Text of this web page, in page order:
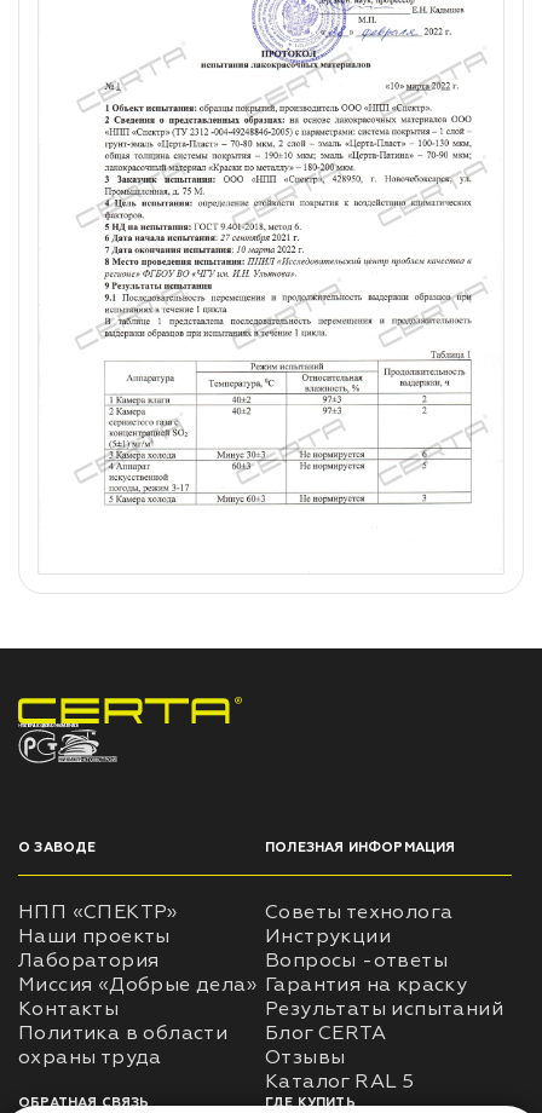
НПП «СПЕКТР» ЗАВОД ЛАКОКРАСОЧНЫХ МАТЕРИАЛОВ
О ЗАВОДЕ
НПП «СПЕКТР»
Наши проекты
Лаборатория
Миссия «Добрые дела»
Контакты
Политика в области
ПОЛЕЗНАЯ ИНФОРМАЦИЯ
Советы технолога
Инструкции
Вопросы -ответы
Гарантия на краску
Результаты испытаний
Блог CERTA
Отзывы
Каталог RAL 5
ОБРАТНАЯ СВЯЗЬ ГДЕ КУПИТЬ